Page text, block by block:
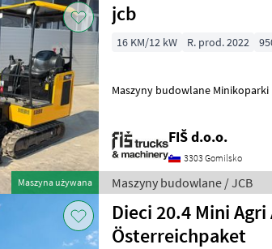
Maszyna używana
jcb
16 KM/12 kW R. prod. 2022
Maszyny budowlane Minikoparki
FIŠ d.o.o.
3303 Gomilsko
Maszyny budowlane / JCB
Dieci 20.4 Mini
Österreichpaket